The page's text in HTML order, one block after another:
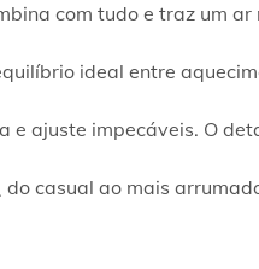
com tudo e traz um
ideal entre
ajuste impecáveis. O
casual ao mais